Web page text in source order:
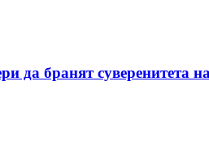
да бранят суверенитета